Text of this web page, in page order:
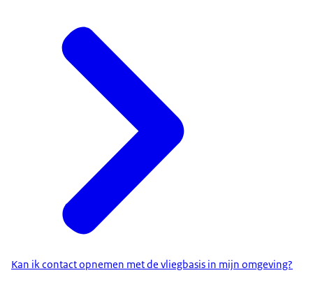
Kan ik contact opnemen met de vliegbasis in mijn omgeving?